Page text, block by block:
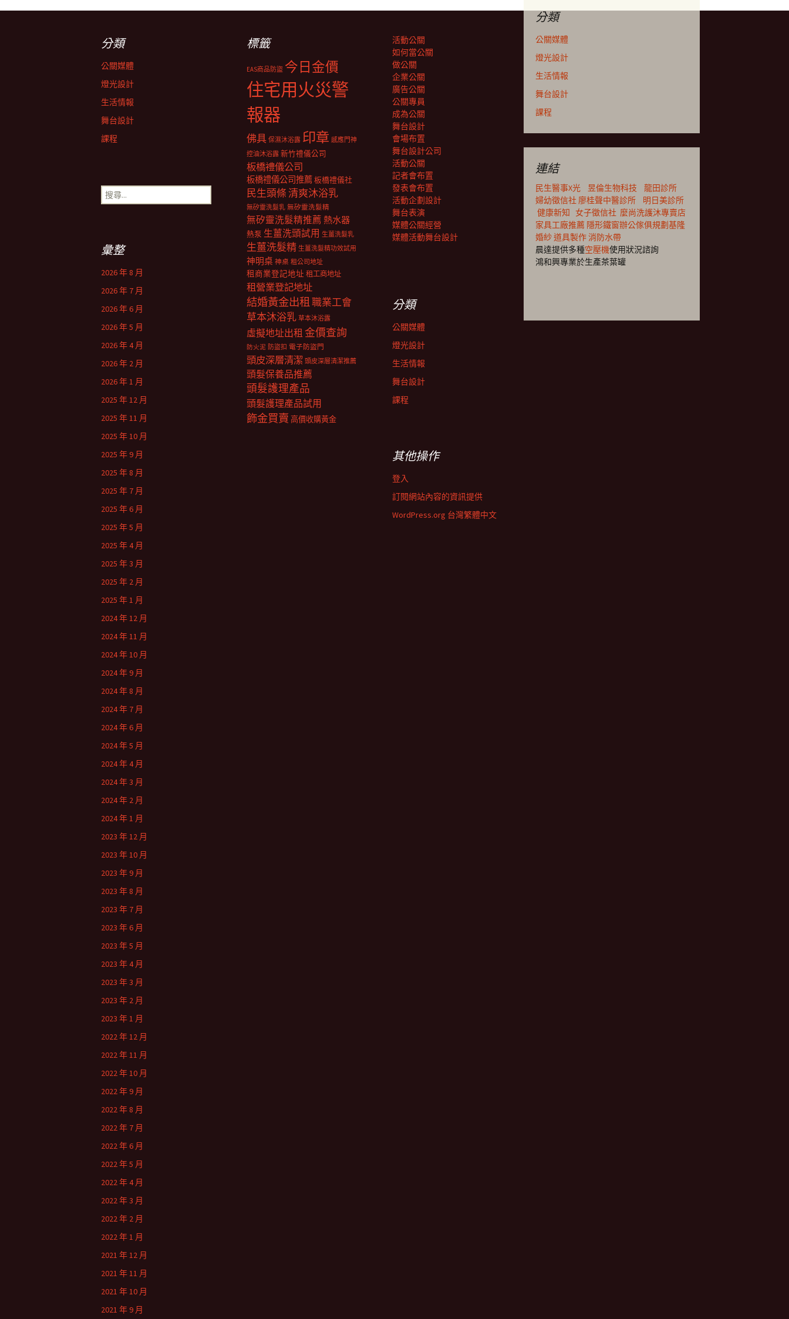
章
分類
公關媒體
燈光設計
生活情報
舞台設計
課程
連結
民生醫事X光 昱倫生物科技
龍田診所
婦幼徵信社 廖桂聲中醫診所
明日美診所
健康新知 女子徵信社 麼尚洗護沐專賣店
家具工廠推薦 隱形鐵窗辦公傢俱規劃基隆
婚紗道具製作消防水帶
晨達提供多種空壓機使用狀況諮詢
鴻和興專業於生產茶葉罐
分類
公關媒體
燈光設計
生活情報
舞台設計
課程
標籤
EAS商品防盜 今日金價
住宅用火災警
報器
佛具 保濕沐浴露 印章 感應門神
控油沐浴露 新竹禮儀公司
板橋禮儀公司
板橋禮儀公司推薦板橋禮儀社
民生頭條清爽沐浴乳
無矽靈洗髮乳 無矽靈洗髮精
無矽靈洗髮精推薦 熱水器
熱泵 生薑洗頭試用 生薑洗髮乳
生薑洗髮精 生薑洗髮精功效試用
神明桌 神桌 租公司地址
租商業登記地址 租工商地址
租營業登記地址
結婚黃金出租職業工會
草本沐浴乳 草本沐浴露
虛擬地址出租 金價查詢
防火泥 防盜扣 電子防盜門
頭皮深層清潔 頭皮深層清潔推薦
頭髮保養品推薦
頭髮護理產品
頭髮護理產品試用
飾金買賣 高價收購黃金
活動公關
如何當公關
做公關
企業公關
廣告公關
公關專員
成為公關
舞台設計
會場布置
舞台設計公司
活動公關
記者會布置
發表會布置
活動企劃設計
舞台表演
媒體公關經營
媒體活動舞台設計
搜
尋
彙整
2026 年 8 月
2026 年 7 月
2026 年 6 月
2026 年 5 月
2026 年 4 月
2026 年 2 月
2026 年 1 月
2025 年 12 月
2025 年 11 月
2025 年 10 月
2025 年 9 月
2025 年 8 月
2025 年 7 月
2025 年 6 月
2025 年 5 月
2025 年 4 月
2025 年 3 月
2025 年 2 月
2025 年 1 月
2024 年 12 月
2024 年 11 月
2024 年 10 月
2024 年 9 月
2024 年 8 月
2024 年 7 月
2024 年 6 月
2024 年 5 月
2024 年 4 月
2024 年 3 月
2024 年 2 月
2024 年 1 月
2023 年 12 月
2023 年 10 月
2023 年 9 月
2023 年 8 月
2023 年 7 月
2023 年 6 月
2023 年 5 月
2023 年 4 月
2023 年 3 月
2023 年 2 月
2023 年 1 月
2022 年 12 月
2022 年 11 月
2022 年 10 月
2022 年 9 月
2022 年 8 月
2022 年 7 月
2022 年 6 月
2022 年 5 月
2022 年 4 月
2022 年 3 月
2022 年 2 月
2022 年 1 月
2021 年 12 月
2021 年 11 月
2021 年 10 月
2021 年 9 月
分類
公關媒體
燈光設計
生活情報
舞台設計
課程
其他操作
登入
訂閱網站內容的資訊提供
WordPress.org 台灣繁體中文